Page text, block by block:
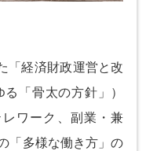
「経済財政運営と改
「骨太の方針」）
ワーク、副業・兼
「多様な働き方」の